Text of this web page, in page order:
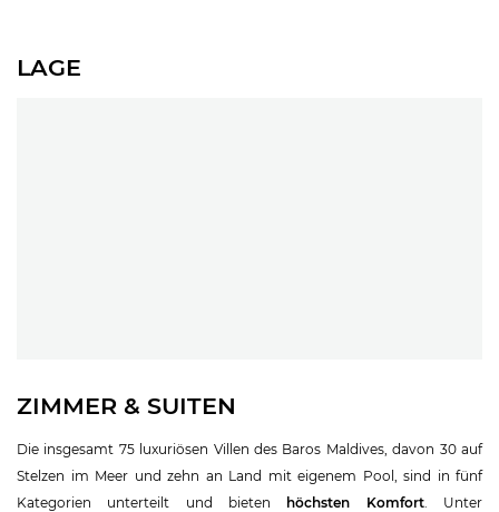
LAGE
ZIMMER & SUITEN
Die insgesamt 75 luxuriösen Villen des Baros Maldives, davon 30 auf
Stelzen im Meer und zehn an Land mit eigenem Pool, sind in fünf
Kategorien unterteilt und bieten höchsten Komfort. Unter